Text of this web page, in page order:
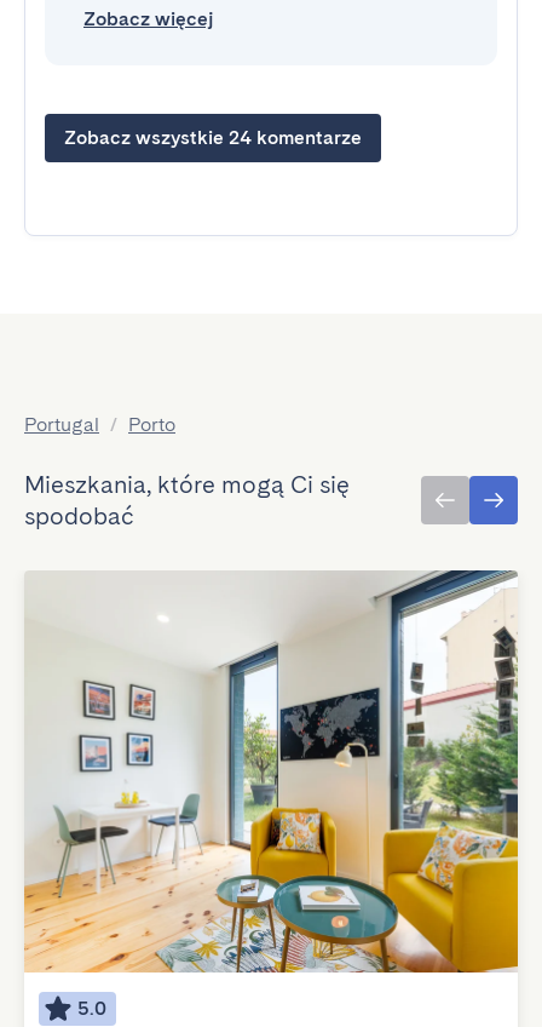
Zobacz więcej
Zobacz wszystkie 24 komentarze
Portugal / Porto
Mieszkania, które mogą Ci się
spodobać
5.0